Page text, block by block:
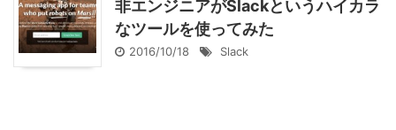
非エンジニアがSlackというハイカラ
なツールを使ってみた
2016/10/18 Slack